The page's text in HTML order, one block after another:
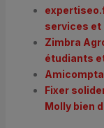
services et
Zimbra
étudiants
Fixer
Molly bien